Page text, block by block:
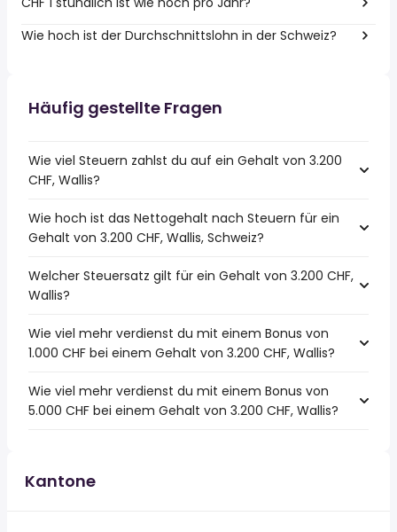
Wie hoch ist der Durchschnittslohn in der Schweiz?
Häufig gestellte Fragen
Wie viel Steuern zahlst du auf ein Gehalt von 3.200
CHF, Wallis?
Wie hoch ist das Nettogehalt nach Steuern für ein
Gehalt von 3.200 CHF, Wallis, Schweiz?
Welcher Steuersatz gilt für ein Gehalt von 3.200 CHF,
Wallis?
Wie viel mehr verdienst du mit einem Bonus von
1.000 CHF bei einem Gehalt von 3.200 CHF, Wallis?
Wie viel mehr verdienst du mit einem Bonus von
5.000 CHF bei einem Gehalt von 3.200 CHF, Wallis?
Kantone